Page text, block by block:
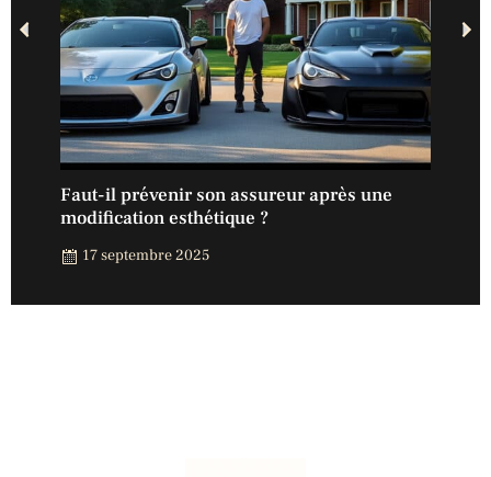
Faut-il prévenir son assureur après une
modification esthétique ?
17 septembre 2025